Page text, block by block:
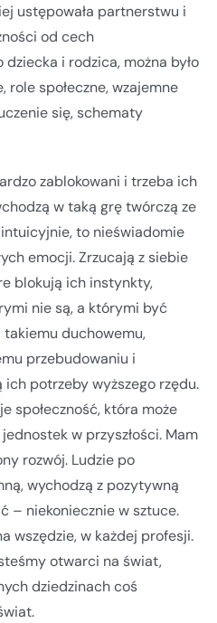
ustępowała partnerstwu i
od cech
i rodzica, można było
społeczne, wzajemne
się, schematy
zablokowani i trzeba ich
w taką grę twórczą ze
to nieświadomie
emocji. Zrzucają z siebie
blokują ich instynkty,
nie są, a którymi być
duchowemu,
przebudowaniu i
ich potrzeby wyższego rzędu.
społeczność, która może
w przyszłości. Mam
rozwój. Ludzie po
wychodzą z pozytywną
– niekoniecznie w sztuce.
wszędzie, w każdej profesji.
otwarci na świat,
dziedzinach coś